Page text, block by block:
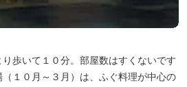
歩いて１０分。部屋数はすくないです
１０月～３月）は、ふぐ料理が中心の